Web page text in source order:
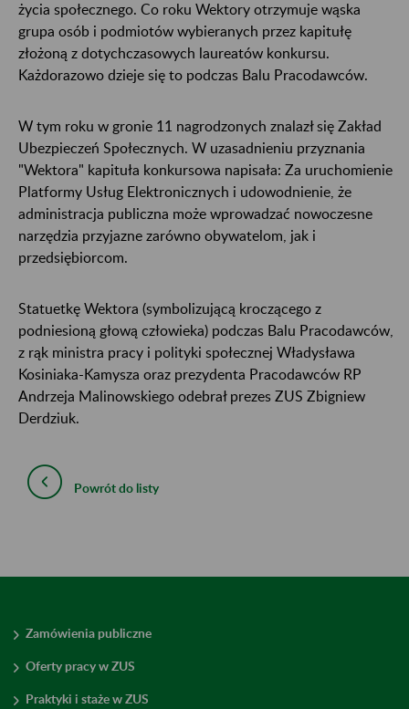
życia społecznego. Co roku Wektory otrzymuje wąska
grupa osób i podmiotów wybieranych przez kapitułę
złożoną z dotychczasowych laureatów konkursu.
Każdorazowo dzieje się to podczas Balu Pracodawców.
W tym roku w gronie 11 nagrodzonych znalazł się Zakład
Ubezpieczeń Społecznych. W uzasadnieniu przyznania
"Wektora" kapituła konkursowa napisała: Za uruchomienie
Platformy Usług Elektronicznych i udowodnienie, że
administracja publiczna może wprowadzać nowoczesne
narzędzia przyjazne zarówno obywatelom, jak i
przedsiębiorcom.
Statuetkę Wektora (symbolizującą kroczącego z
podniesioną głową człowieka) podczas Balu Pracodawców,
z rąk ministra pracy i polityki społecznej Władysława
Kosiniaka-Kamysza oraz prezydenta Pracodawców RP
Andrzeja Malinowskiego odebrał prezes ZUS Zbigniew
Derdziuk.
Powrót do listy
Zamówienia publiczne
Oferty pracy w ZUS
Praktyki i staże w ZUS